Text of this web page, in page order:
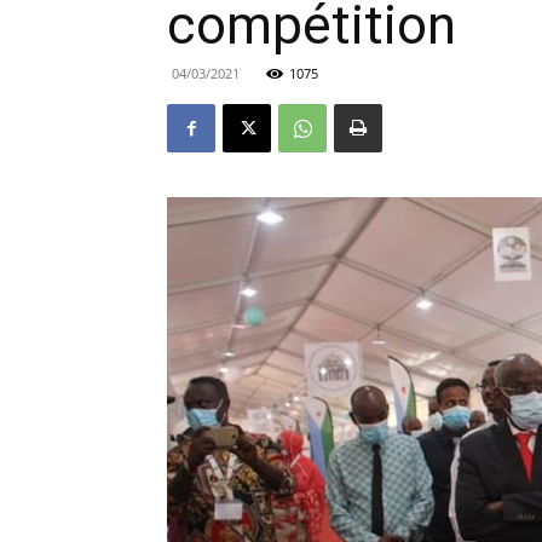
compétition
04/03/2021 1075